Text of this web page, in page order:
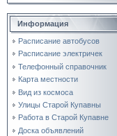
Информация
Расписание автобусов
Расписание электричек
Телефонный справочник
Карта местности
Вид из космоса
Улицы Старой Купавны
Работа в Старой Купавне
Доска объявлений